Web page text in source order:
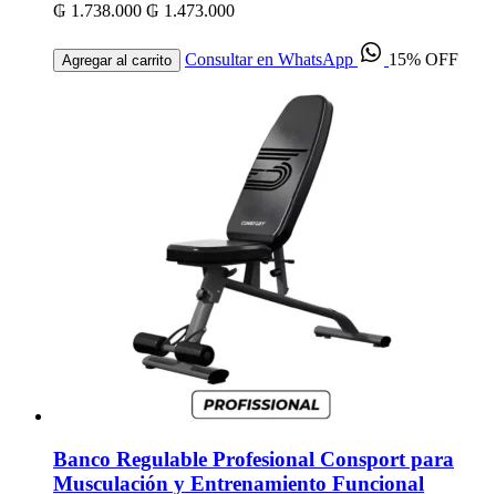
₲ 1.738.000 ₲ 1.473.000
Agregar al carrito Consultar en WhatsApp 15% OFF
Banco Regulable Profesional Consport para
Musculación y Entrenamiento Funcional